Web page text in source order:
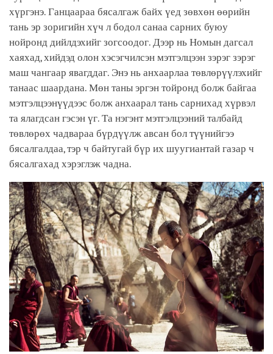
хүргэнэ. Ганцаараа бясалгаж байх үед зөвхөн өөрийн
тань эр зоригийн хүч л бодол санаа сарних буюу
нойронд дийлдэхийг зогсоодог. Дээр нь Номын дагсал
хаяхад, хийдэд олон хэсэгчилсэн мэтгэлцээн зэрэг зэрэг
маш чангаар явагддаг. Энэ нь анхаарлаа төвлөрүүлэхийг
танаас шаардана. Мөн таны эргэн тойронд болж байгаа
мэтгэлцээнүүдээс болж анхаарал тань сарнихад хүрвэл
та ялагдсан гэсэн үг. Та нэгэнт мэтгэлцээний талбайд
төвлөрөх чадвараа бүрдүүлж авсан бол түүнийгээ
бясалгалдаа, тэр ч байтугай бүр их шуугиантай газар ч
бясалгахад хэрэглэж чадна.